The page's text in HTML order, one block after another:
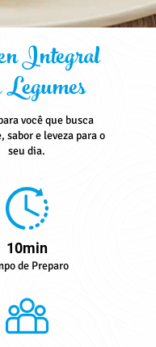
Integral
você que busca
sabor e leveza para o
seu dia.
10min
de Preparo